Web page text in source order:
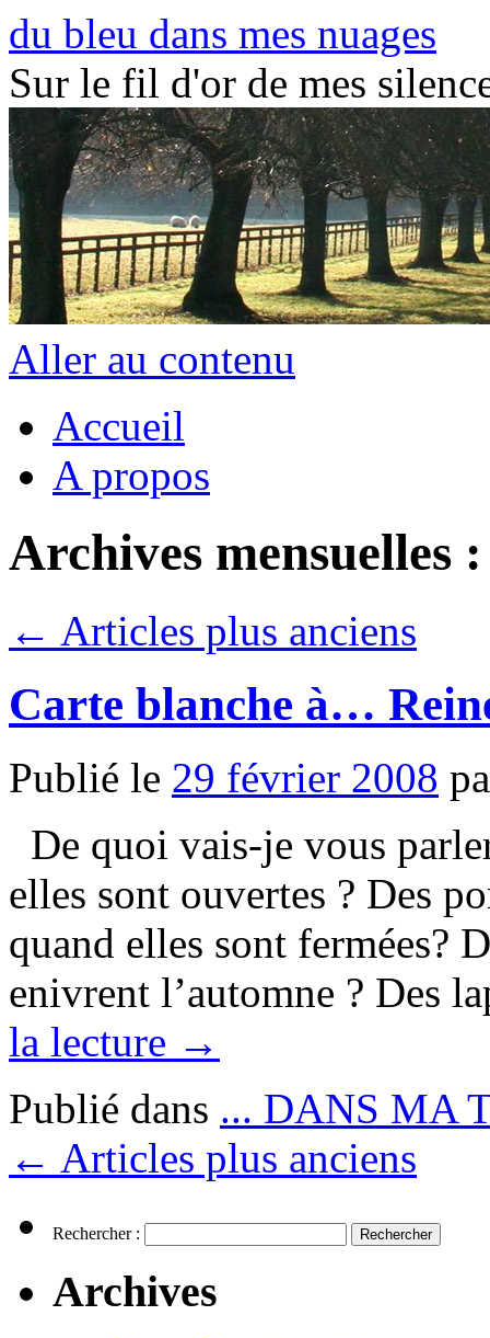
du bleu dans mes nuages
Sur le fil d'or de mes
Aller au contenu
Accueil
A propos
Archives mensuelles
← Articles plus anciens
Carte blanche à…
Publié le 29 février 2008
De quoi vais-je vous
elles sont ouvertes ? Des
quand elles sont fermées?
enivrent l’automne ? Des
la lecture →
Publié dans ... DANS MA
← Articles plus anciens
Rechercher :
Archives